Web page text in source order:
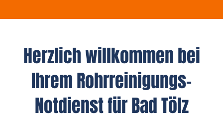
Herzlich willkommen bei
Ihrem Rohrreinigungs-
Notdienst für Bad Tölz